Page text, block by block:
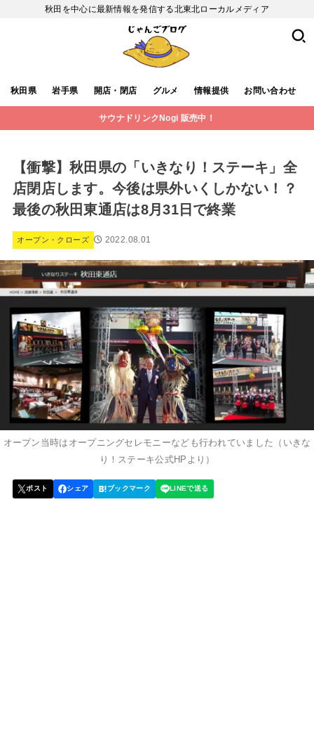
秋田を中心に最新情報を発信する北東北ローカルメディア
秋田県 岩手県 開店・閉店 グルメ 情報提供 お問い合わせ
サウナドリンクNogi 販売中！
【衝撃】秋田県の「いきなり！ステーキ」全
店閉店します。今後は県外いくしかない！？
最後の秋田東通店は8月31日で終業
オープン・クローズ 2022.08.01
オープン当時はオープニングセレモニーなども行われていました（いきな
り！ステーキ公式HPより）